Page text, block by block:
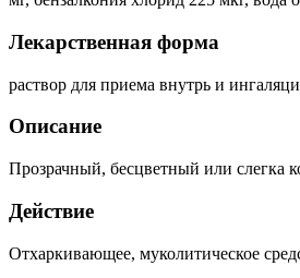
Лекарственная форма
раствор для приема внутрь и
Описание
Прозрачный, бесцветный или слегка
Действие
Отхаркивающее, муколитическое